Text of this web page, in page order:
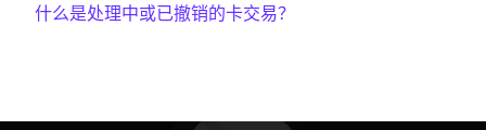
什么是处理中或已撤销的卡交易？